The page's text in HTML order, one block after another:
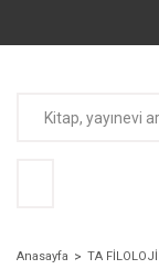
Anasayfa TA FİLOLOJİ